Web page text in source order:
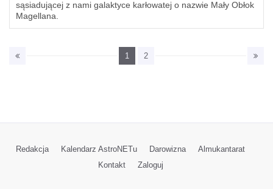
sąsiadującej z nami galaktyce karłowatej o nazwie Mały Obłok
Magellana.
1 2
Redakcja Kalendarz AstroNETu Darowizna
Almukantarat
Kontakt
Zaloguj